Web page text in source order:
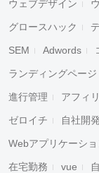
ウェブデザイン
グロースハック
SEM Adwords
ランディングページ
進行管理 アフィ
ゼロイチ 自社開発
Webアプリケーショ
在宅勤務 vue